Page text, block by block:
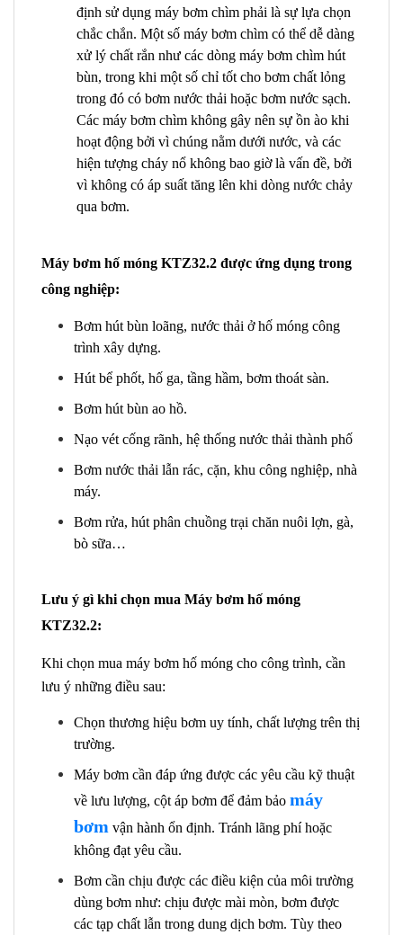
định sử dụng máy bơm chìm phải là sự lựa chọn
chắc chắn. Một số máy bơm chìm có thể dễ dàng
xử lý chất rắn như các dòng máy bơm chìm hút
bùn, trong khi một số chỉ tốt cho bơm chất lỏng
trong đó có bơm nước thải hoặc bơm nước sạch.
Các máy bơm chìm không gây nên sự ồn ào khi
hoạt động bởi vì chúng nằm dưới nước, và các
hiện tượng cháy nổ không bao giờ là vấn đề, bởi
vì không có áp suất tăng lên khi dòng nước chảy
qua bơm.
Máy bơm hố móng KTZ32.2 được ứng dụng trong
công nghiệp:
Bơm hút bùn loãng, nước thải ở hố móng công
trình xây dựng.
Hút bể phốt, hố ga, tầng hầm, bơm thoát sàn.
Bơm hút bùn ao hồ.
Nạo vét cống rãnh, hệ thống nước thải thành phố
Bơm nước thải lẫn rác, cặn, khu công nghiệp, nhà
máy.
Bơm rửa, hút phân chuồng trại chăn nuôi lợn, gà,
bò sữa…
Lưu ý gì khi chọn mua Máy bơm hố móng
KTZ32.2:
Khi chọn mua máy bơm hố móng cho công trình, cần
lưu ý những điều sau:
Chọn thương hiệu bơm uy tính, chất lượng trên thị
trường.
Máy bơm cần đáp ứng được các yêu cầu kỹ thuật
về lưu lượng, cột áp bơm để đảm bảomáy
bơm vận hành ổn định. Tránh lãng phí hoặc
không đạt yêu cầu.
Bơm cần chịu được các điều kiện của môi trường
dùng bơm như: chịu được mài mòn, bơm được
các tạp chất lẫn trong dung dịch bơm. Tùy theo